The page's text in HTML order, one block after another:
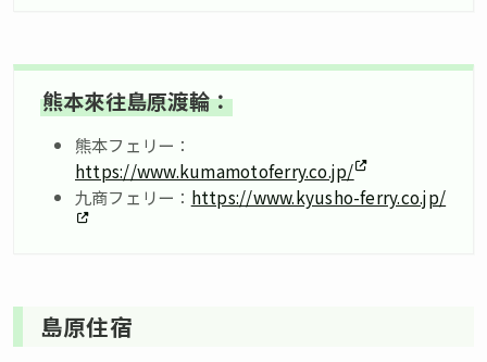
熊本來往島原渡輪：
熊本フェリー：
https://www.kumamotoferry.co.jp/
九商フェリー： https://www.kyusho-ferry.co.jp/
島原住宿